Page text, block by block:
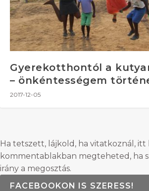
Gyerekotthontól a
– önkéntességem
2017-12-05
Ha tetszett, lájkold, ha vitatkoznál, itt
kommentablakban megteheted, ha
irány a megosztás.
FACEBOOKON IS SZERESS!